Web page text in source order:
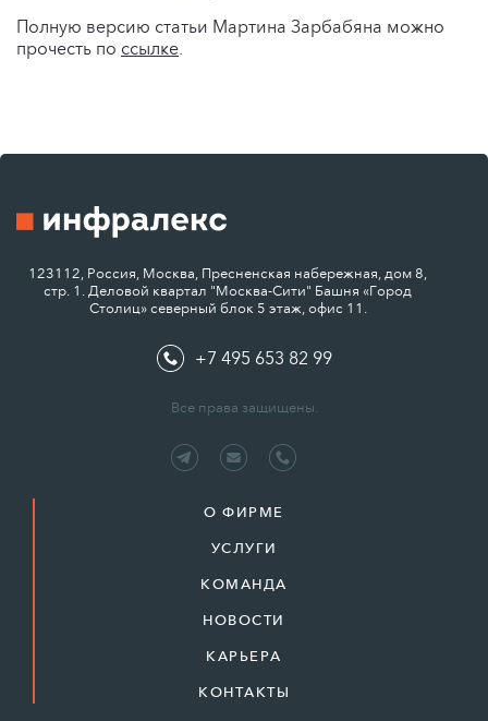
Полную версию статьи Мартина Зарбабяна можно
прочесть по ссылке.
123112, Россия, Москва, Пресненская набережная, дом 8,
стр. 1. Деловой квартал "Москва-Сити" Башня «Город
Столиц» северный блок 5 этаж, офис 11.
+7 495 653 82 99
Все права защищены.
О ФИРМЕ
УСЛУГИ
КОМАНДА
НОВОСТИ
КАРЬЕРА
КОНТАКТЫ